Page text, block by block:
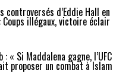
controversés d’Eddie Hall en
Coups illégaux, victoire éclair
: « Si Maddalena gagne, l’UFC
proposer un combat à Islam